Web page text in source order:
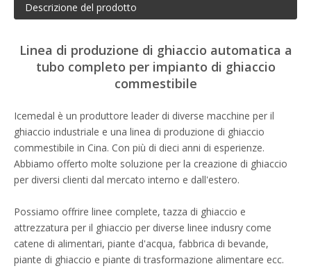
Descrizione del prodotto
Linea di produzione di ghiaccio automatica a
tubo completo per impianto di ghiaccio
commestibile
Icemedal è un produttore leader di diverse macchine per il
ghiaccio industriale e una linea di produzione di ghiaccio
commestibile in Cina. Con più di dieci anni di esperienze.
Abbiamo offerto molte soluzione per la creazione di ghiaccio
per diversi clienti dal mercato interno e dall'estero.
Possiamo offrire linee complete, tazza di ghiaccio e
attrezzatura per il ghiaccio per diverse linee indusry come
catene di alimentari, piante d'acqua, fabbrica di bevande,
piante di ghiaccio e piante di trasformazione alimentare ecc.